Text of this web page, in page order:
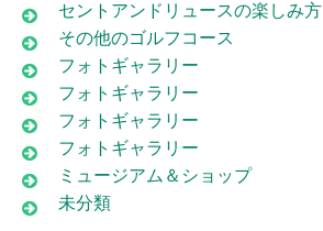
セントアンドリュースの楽しみ方
その他のゴルフコース
フォトギャラリー
フォトギャラリー
フォトギャラリー
フォトギャラリー
ミュージアム＆ショップ
未分類